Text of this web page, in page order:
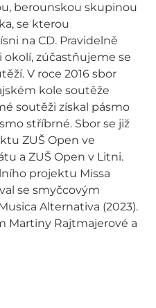
berounskou skupinou
se kterou
na CD. Pravidelně
zúčastňujeme se
V roce 2016 sbor
kole soutěže
soutěži získal pásmo
stříbrné. Sbor se již
ZUŠ Open ve
a ZUŠ Open v Litni.
projektu Missa
se smyčcovým
Alternativa (2023).
Martiny Rajtmajerové a